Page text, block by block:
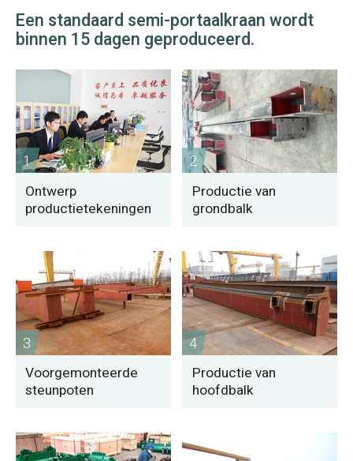
Een standaard semi-portaalkraan wordt
binnen 15 dagen geproduceerd.
1
Ontwerp
productietekeningen
2
Productie van
grondbalk
3
Voorgemonteerde
steunpoten
4
Productie van
hoofdbalk